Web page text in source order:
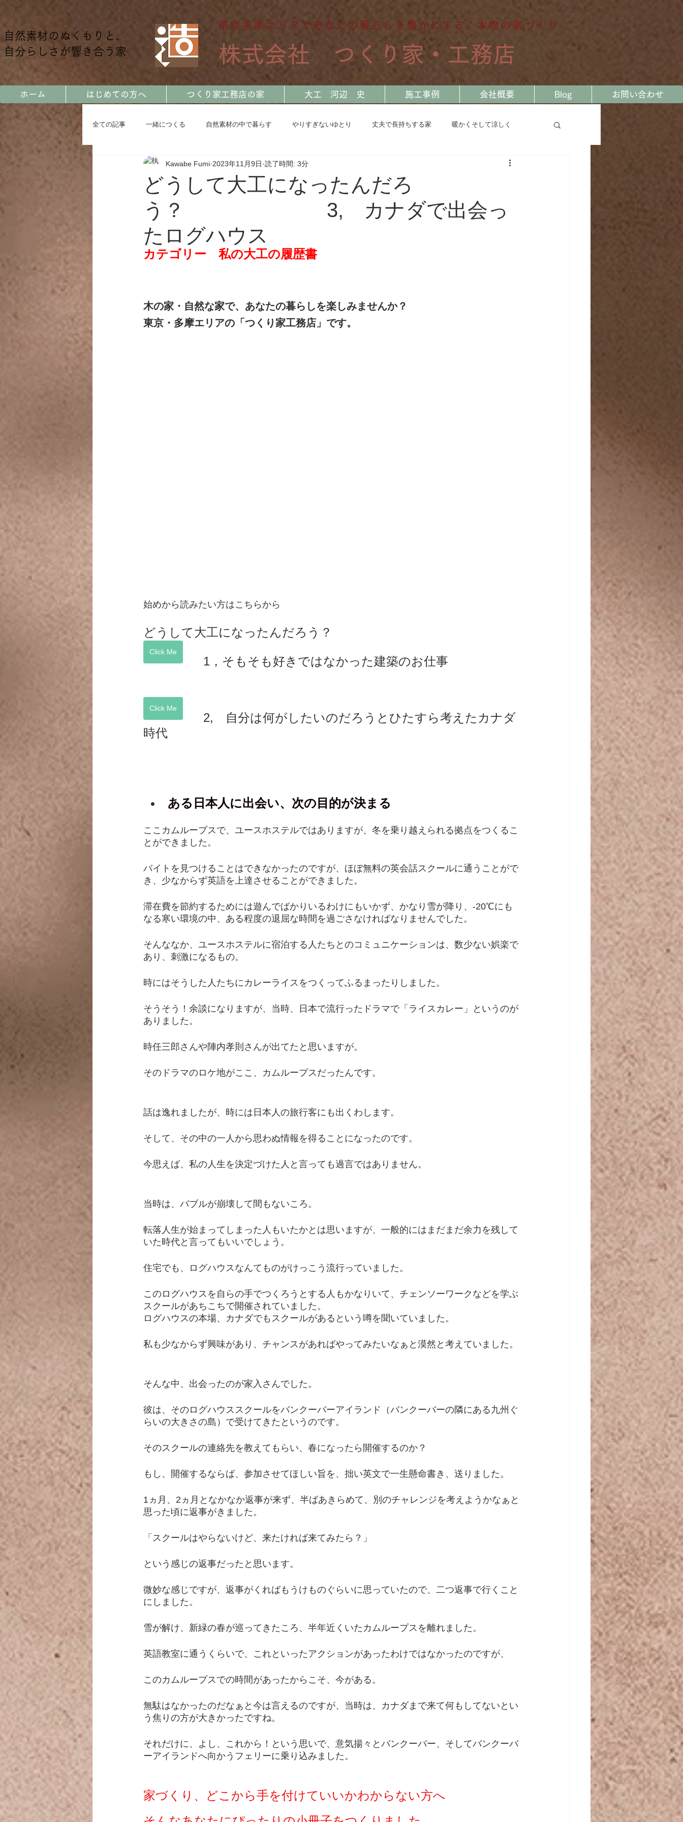
自然素材のぬくもりと、
自分らしさが響き合う家
東京多摩エリアであなたの暮らしを豊かにする、本物の家づくり
​株式会社 つくり家・工務店
ホーム はじめての方へ つくり家工務店の家 大工 河辺 史 施工事例 会社概要 Blog お問い合わせ
全ての記事 一緒につくる 自然素材の中で暮らす やりすぎないゆとり 丈夫で長持ちする家 暖かくそして涼しく
土地に暮らす カッコいい家 奥多摩 断熱リノベーション 私の大工の履歴書
会社をつくる 自宅兼モデルハウス
どうして大工になったんだろ
う？ 3, カナダで出会っ
たログハウス
Kawabe Fumi 2023年11月9日 読了時間: 3分
カテゴリー　私の大工の履歴書
木の家・自然な家で、あなたの暮らしを楽しみませんか？
東京・多摩エリアの「つくり家工務店」です。
始めから読みたい方はこちらから
どうして大工になったんだろう？
Click Me
1，そもそも好きではなかった建築のお仕事
Click Me
2,　自分は何がしたいのだろうとひたすら考えたカナダ
時代
ある日本人に出会い、次の目的が決まる
ここカムループスで、ユースホステルではありますが、冬を乗り越えられる拠点をつくるこ
とができました。
バイトを見つけることはできなかったのですが、ほぼ無料の英会話スクールに通うことがで
き、少なからず英語を上達させることができました。
滞在費を節約するためには遊んでばかりいるわけにもいかず、かなり雪が降り、-20℃にも
なる寒い環境の中、ある程度の退屈な時間を過ごさなければなりませんでした。
そんななか、ユースホステルに宿泊する人たちとのコミュニケーションは、数少ない娯楽で
あり、刺激になるもの。
時にはそうした人たちにカレーライスをつくってふるまったりしました。
そうそう！余談になりますが、当時、日本で流行ったドラマで「ライスカレー」というのが
ありました。
時任三郎さんや陣内孝則さんが出てたと思いますが。
そのドラマのロケ地がここ、カムループスだったんです。
話は逸れましたが、時には日本人の旅行客にも出くわします。
そして、その中の一人から思わぬ情報を得ることになったのです。
今思えば、私の人生を決定づけた人と言っても過言ではありません。
当時は、バブルが崩壊して間もないころ。
転落人生が始まってしまった人もいたかとは思いますが、一般的にはまだまだ余力を残して
いた時代と言ってもいいでしょう。
住宅でも、ログハウスなんてものがけっこう流行っていました。
このログハウスを自らの手でつくろうとする人もかなりいて、チェンソーワークなどを学ぶ
スクールがあちこちで開催されていました。
ログハウスの本場、カナダでもスクールがあるという噂を聞いていました。
私も少なからず興味があり、チャンスがあればやってみたいなぁと漠然と考えていました。
そんな中、出会ったのが家入さんでした。
彼は、そのログハウススクールをバンクーバーアイランド（バンクーバーの隣にある九州ぐ
らいの大きさの島）で受けてきたというのです。
そのスクールの連絡先を教えてもらい、春になったら開催するのか？
もし、開催するならば、参加させてほしい旨を、拙い英文で一生懸命書き、送りました。
1ヵ月、2ヵ月となかなか返事が来ず、半ばあきらめて、別のチャレンジを考えようかなぁと
思った頃に返事がきました。
「スクールはやらないけど、来たければ来てみたら？」
という感じの返事だったと思います。
微妙な感じですが、返事がくればもうけものぐらいに思っていたので、二つ返事で行くこと
にしました。
雪が解け、新緑の春が巡ってきたころ、半年近くいたカムループスを離れました。
英語教室に通うくらいで、これといったアクションがあったわけではなかったのですが、
このカムループスでの時間があったからこそ、今がある。
無駄はなかったのだなぁと今は言えるのですが、当時は、カナダまで来て何もしてないとい
う焦りの方が大きかったですね。
それだけに、よし、これから！という思いで、意気揚々とバンクーバー、そしてバンクーバ
ーアイランドへ向かうフェリーに乗り込みました。
家づくり、どこから手を付けていいかわからない方へ